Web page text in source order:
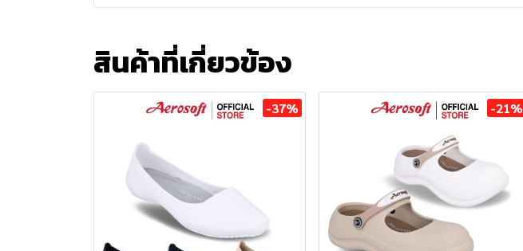
สินค้าที่เกี่ยวข้อง
-37% -21%